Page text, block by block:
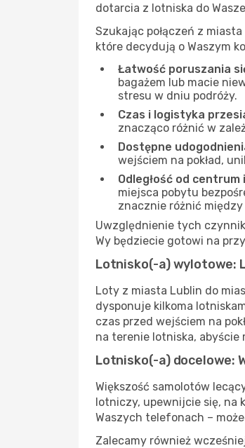
dotarcia z lotniska do
Szukając połączeń z
które decydują o Waszym
Łatwość poruszania
bagażem lub macie
stresu w dniu podróży.
Czas i logistyka
znacząco różnić w
Dostępne
wejściem na pokład,
Odległość od
miejsca pobytu
znacznie różnić
Uwzględnienie tych
Wy będziecie gotowi na
Lotnisko(-a) wylotowe:
Loty z miasta Lublin do
dysponuje kilkoma
czas przed wejściem na
na terenie lotniska, abyście
Lotnisko(-a) docelowe:
Większość samolotów
lotniczy, upewnijcie się, na
Waszych telefonach –
Zalecamy również